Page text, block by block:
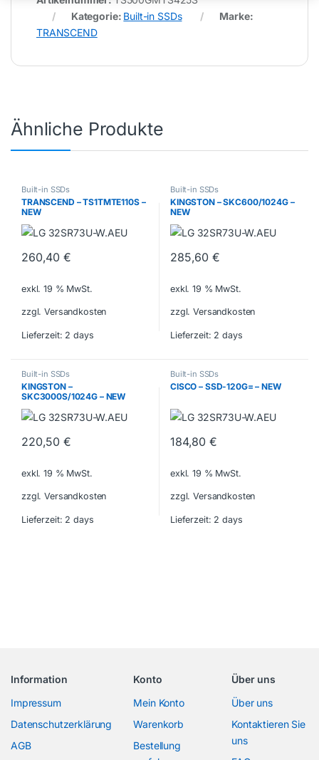
Kategorie: Built-in SSDs
Marke:
TRANSCEND
Ähnliche Produkte
Built-in SSDs
TRANSCEND – TS1TMTE110S –
NEW
260,40€
exkl. 19 % MwSt.
zzgl. Versandkosten
Lieferzeit: 2 days
Built-in SSDs
KINGSTON – SKC600/1024G –
NEW
285,60€
exkl. 19 % MwSt.
zzgl. Versandkosten
Lieferzeit: 2 days
Built-in SSDs
KINGSTON –
SKC3000S/1024G – NEW
220,50€
exkl. 19 % MwSt.
zzgl. Versandkosten
Lieferzeit: 2 days
Built-in SSDs
CISCO – SSD-120G= – NEW
184,80€
exkl. 19 % MwSt.
zzgl. Versandkosten
Lieferzeit: 2 days
Information
Impressum
Datenschutzerklärung
AGB
Konto
Mein Konto
Warenkorb
Bestellung
Über uns
Über uns
Kontaktieren Sie
uns